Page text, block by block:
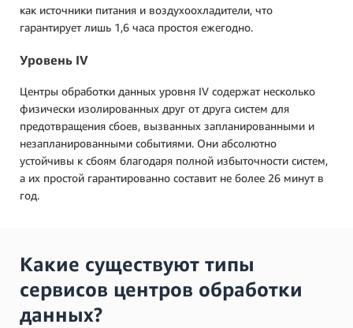
как источники питания и воздухоохладители, что
гарантирует лишь 1,6 часа простоя ежегодно.
Уровень IV
Центры обработки данных уровня IV содержат несколько
физически изолированных друг от друга систем для
предотвращения сбоев, вызванных запланированными и
незапланированными событиями. Они абсолютно
устойчивы к сбоям благодаря полной избыточности систем,
а их простой гарантированно составит не более 26 минут в
год.
Какие существуют типы
сервисов центров обработки
данных?